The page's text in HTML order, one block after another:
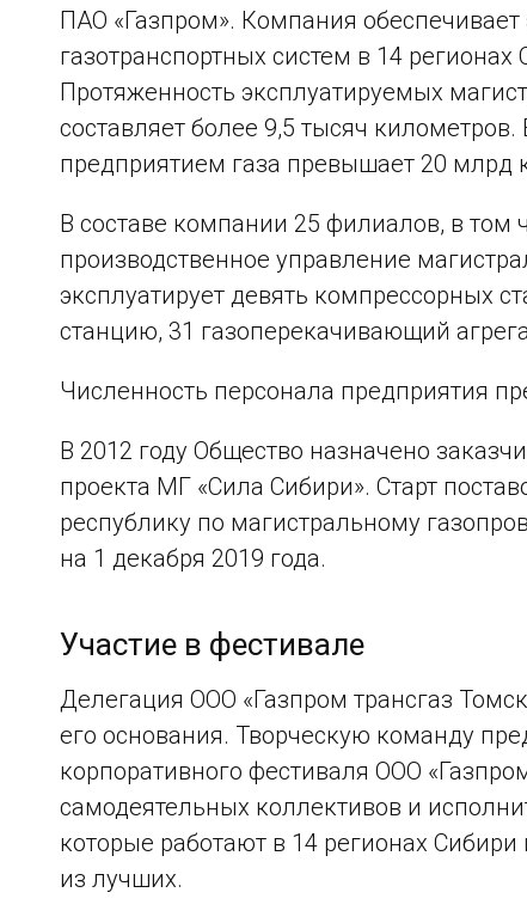
ПАО «Газпром». Компания обеспечивает
газотранспортных систем в 14
Протяженность эксплуатируемых
составляет более 9,5 тысяч
предприятием газа превышает 20 млрд
В составе компании 25 филиалов, в
производственное управление
эксплуатирует девять компрессорных
станцию, 31 газоперекачивающий
Численность персонала предприятия
В 2012 году Общество назначено
проекта МГ «Сила Сибири». Старт
республику по магистральному
на 1 декабря 2019 года.
Участие в фестивале
Делегация ООО «Газпром трансгаз
его основания. Творческую команду
корпоративного фестиваля ООО
самодеятельных коллективов и
которые работают в 14 регионах
из лучших.